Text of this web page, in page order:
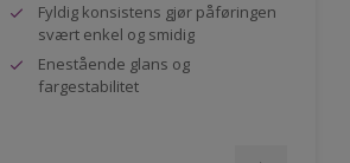
Fyldig konsistens gjør påføringen
svært enkel og smidig
Enestående glans og
fargestabilitet